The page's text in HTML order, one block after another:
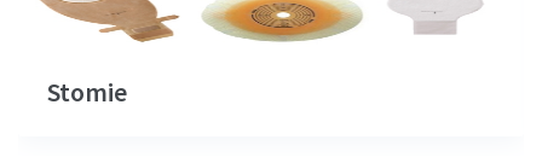
Stomie